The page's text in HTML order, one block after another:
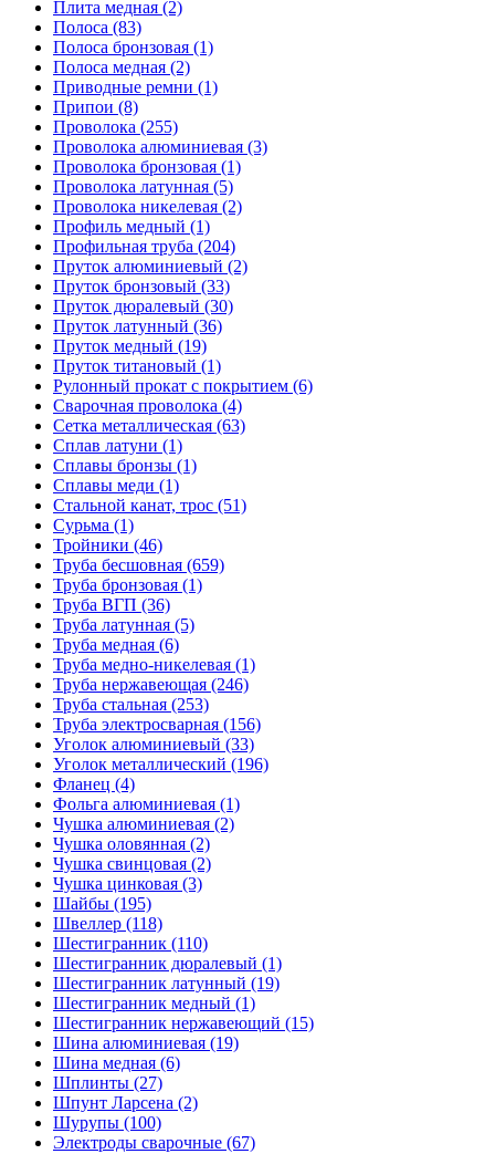
Плита медная (2)
Полоса (83)
Полоса бронзовая (1)
Полоса медная (2)
Приводные ремни (1)
Припои (8)
Проволока (255)
Проволока алюминиевая (3)
Проволока бронзовая (1)
Проволока латунная (5)
Проволока никелевая (2)
Профиль медный (1)
Профильная труба (204)
Пруток алюминиевый (2)
Пруток бронзовый (33)
Пруток дюралевый (30)
Пруток латунный (36)
Пруток медный (19)
Пруток титановый (1)
Рулонный прокат с покрытием (6)
Сварочная проволока (4)
Сетка металлическая (63)
Сплав латуни (1)
Сплавы бронзы (1)
Сплавы меди (1)
Стальной канат, трос (51)
Сурьма (1)
Тройники (46)
Труба бесшовная (659)
Труба бронзовая (1)
Труба ВГП (36)
Труба латунная (5)
Труба медная (6)
Труба медно-никелевая (1)
Труба нержавеющая (246)
Труба стальная (253)
Труба электросварная (156)
Уголок алюминиевый (33)
Уголок металлический (196)
Фланец (4)
Фольга алюминиевая (1)
Чушка алюминиевая (2)
Чушка оловянная (2)
Чушка свинцовая (2)
Чушка цинковая (3)
Шайбы (195)
Швеллер (118)
Шестигранник (110)
Шестигранник дюралевый (1)
Шестигранник латунный (19)
Шестигранник медный (1)
Шестигранник нержавеющий (15)
Шина алюминиевая (19)
Шина медная (6)
Шплинты (27)
Шпунт Ларсена (2)
Шурупы (100)
Электроды сварочные (67)